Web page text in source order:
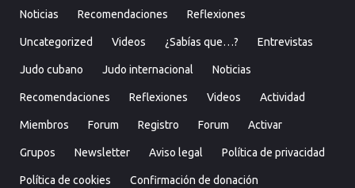
Noticias Recomendaciones Reflexiones
Uncategorized Videos ¿Sabías que…? Entrevistas
Judo cubano Judo internacional Noticias
Recomendaciones Reflexiones Videos Actividad
Miembros Forum Registro Forum Activar
Grupos Newsletter Aviso legal Política de privacidad
Política de cookies Confirmación de donación